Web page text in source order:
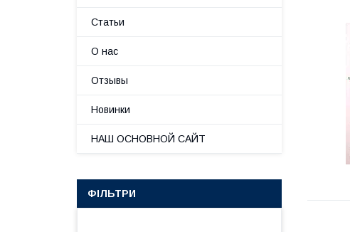
Статьи
О нас
Отзывы
Новинки
НАШ ОСНОВНОЙ САЙТ
ФІЛЬТРИ